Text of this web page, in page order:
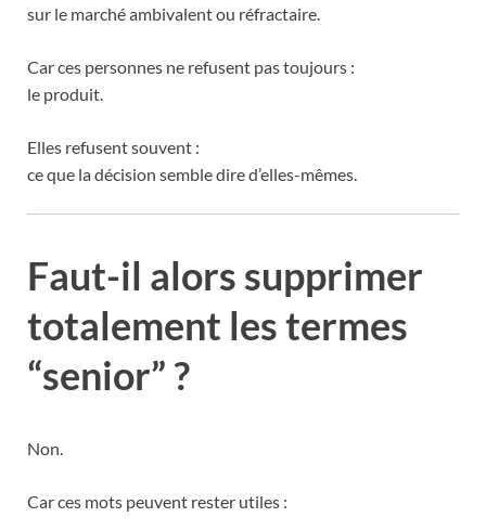
sur le marché ambivalent ou réfractaire.
Car ces personnes ne refusent pas toujours :
le produit.
Elles refusent souvent :
ce que la décision semble dire d’elles-mêmes.
Faut-il alors supprimer
totalement les termes
“senior” ?
Non.
Car ces mots peuvent rester utiles :